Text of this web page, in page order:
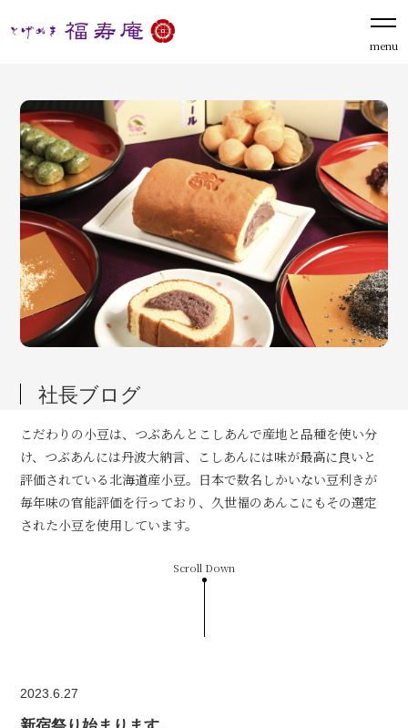
menu
社長ブログ
こだわりの小豆は、つぶあんとこしあんで産地と品種を使い分
け、つぶあんには丹波大納言、こしあんには味が最高に良いと
評価されている北海道産小豆。日本で数名しかいない豆利きが
毎年味の官能評価を行っており、久世福のあんこにもその選定
された小豆を使用しています。
Scroll Down
2023.6.27